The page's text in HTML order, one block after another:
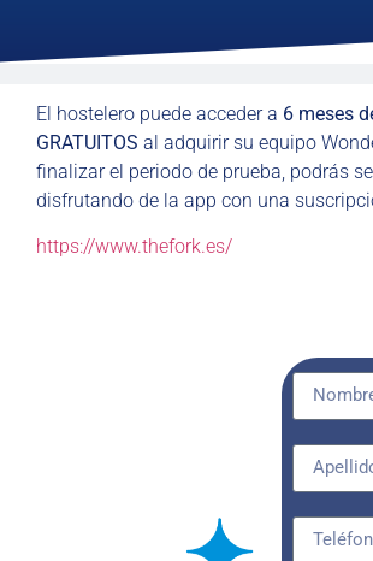
El hostelero puede acceder a 6 meses
GRATUITOS al adquirir su equipo
finalizar el periodo de prueba, podrás
disfrutando de la app con una
https://www.thefork.es/